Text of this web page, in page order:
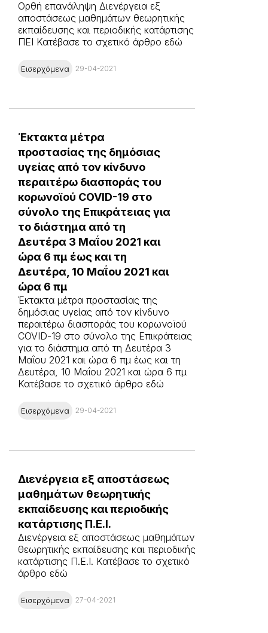
Ορθή επανάληψη Διενέργεια εξ
αποστάσεως μαθημάτων θεωρητικής
εκπαίδευσης και περιοδικής κατάρτισης
ΠΕΙ Κατέβασε το σχετικό άρθρο εδώ
Εισερχόμενα 29-04-2021
Έκτακτα μέτρα
προστασίας της δημόσιας
υγείας από τον κίνδυνο
περαιτέρω διασποράς του
κορωνοϊού COVID-19 στο
σύνολο της Επικράτειας για
το διάστημα από τη
Δευτέρα 3 Μαΐου 2021 και
ώρα 6 πμ έως και τη
Δευτέρα, 10 Μαΐου 2021 και
ώρα 6 πμ
Έκτακτα μέτρα προστασίας της
δημόσιας υγείας από τον κίνδυνο
περαιτέρω διασποράς του κορωνοϊού
COVID-19 στο σύνολο της Επικράτειας
για το διάστημα από τη Δευτέρα 3
Μαΐου 2021 και ώρα 6 πμ έως και τη
Δευτέρα, 10 Μαΐου 2021 και ώρα 6 πμ
Κατέβασε το σχετικό άρθρο εδώ
Εισερχόμενα 29-04-2021
Διενέργεια εξ αποστάσεως
μαθημάτων θεωρητικής
εκπαίδευσης και περιοδικής
κατάρτισης Π.Ε.Ι.
Διενέργεια εξ αποστάσεως μαθημάτων
θεωρητικής εκπαίδευσης και περιοδικής
κατάρτισης Π.Ε.Ι. Κατέβασε το σχετικό
άρθρο εδώ
Εισερχόμενα 27-04-2021